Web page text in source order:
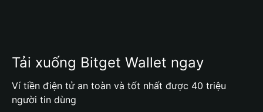
Tải xuống Bitget Wallet ngay
Ví tiền điện tử an toàn và tốt nhất được 40 triệu
người tin dùng